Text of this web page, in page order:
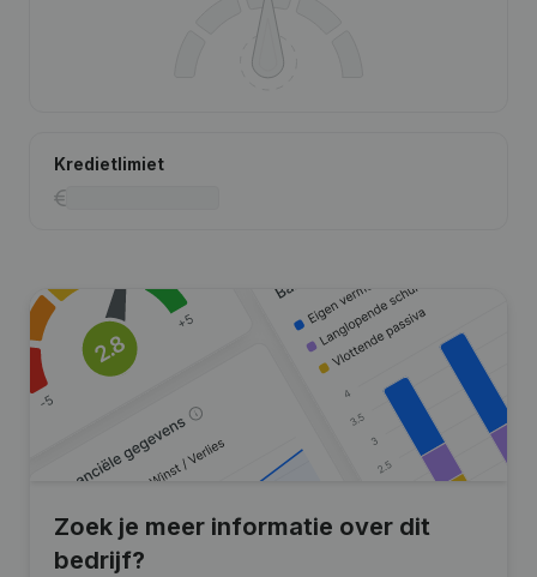
Kredietlimiet
Zoek je meer informatie over dit
bedrijf?